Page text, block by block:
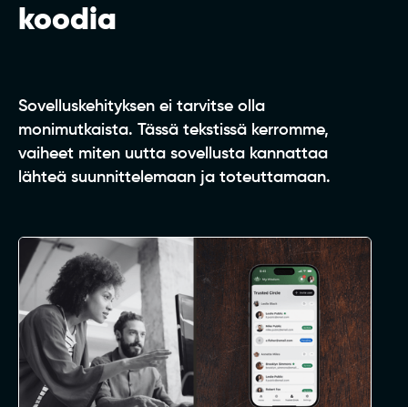
koodia
Sovelluskehityksen ei tarvitse olla
monimutkaista. Tässä tekstissä kerromme,
vaiheet miten uutta sovellusta kannattaa
lähteä suunnittelemaan ja toteuttamaan.